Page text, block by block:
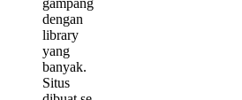
dengan
library
yang
banyak.
Situs